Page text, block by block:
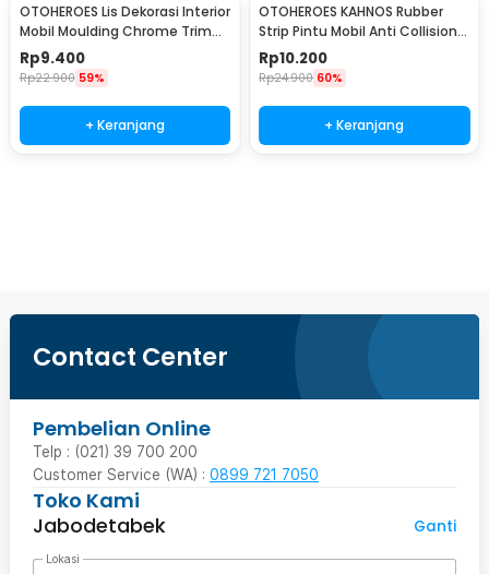
OTOHEROES Lis Dekorasi Interior
Mobil Moulding Chrome Trim
Strip 4M - C3578
Rp9.400
Rp22.900 59%
+ Keranjang
OTOHEROES KAHNOS Rubber
Strip Pintu Mobil Anti Collision
Protection Panjang 5M -
QW556
Rp10.200
Rp24.900 60%
+ Keranjang
Contact Center
Pembelian Online
Telp : (021) 39 700 200
Customer Service (WA) : 0899 721 7050
Toko Kami
Jabodetabek
Ganti
Lokasi